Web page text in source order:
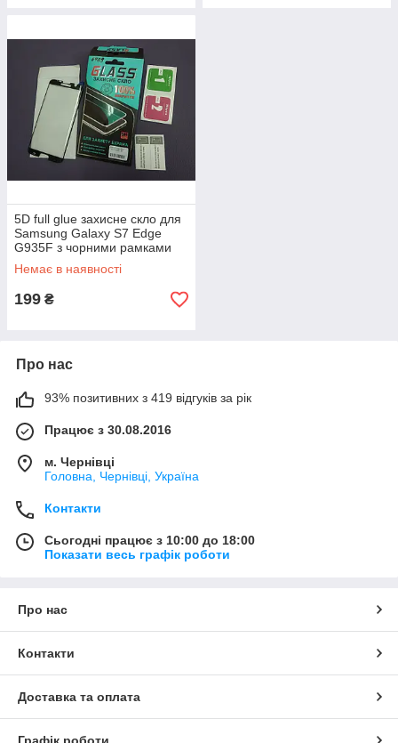
5D full glue захисне скло для
Samsung Galaxy S7 Edge
G935F з чорними рамками
(повне проклеювання)
Немає в наявності
199 ₴
Про нас
93% позитивних з 419 відгуків за рік
Працює з 30.08.2016
м. Чернівці
Головна, Чернівці, Україна
Контакти
Сьогодні працює з 10:00 до 18:00
Показати весь графік роботи
Про нас
Контакти
Доставка та оплата